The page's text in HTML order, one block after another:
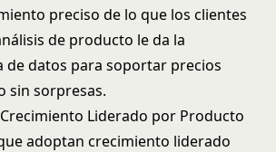
preciso de lo que los clientes
de producto le da la
datos para soportar precios
sin sorpresas.
Liderado por Producto
adoptan crecimiento liderado